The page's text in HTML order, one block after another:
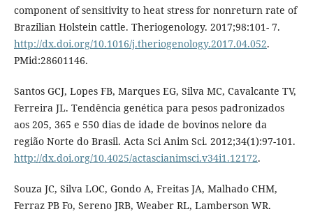
component of sensitivity to heat stress for nonreturn rate of
Brazilian Holstein cattle. Theriogenology. 2017;98:101- 7.
http://dx.doi.org/10.1016/j.theriogenology.2017.04.052.
PMid:28601146.
Santos GCJ, Lopes FB, Marques EG, Silva MC, Cavalcante TV,
Ferreira JL. Tendência genética para pesos padronizados
aos 205, 365 e 550 dias de idade de bovinos nelore da
região Norte do Brasil. Acta Sci Anim Sci. 2012;34(1):97-101.
http://dx.doi.org/10.4025/actascianimsci.v34i1.12172.
Souza JC, Silva LOC, Gondo A, Freitas JA, Malhado CHM,
Ferraz PB Fo, Sereno JRB, Weaber RL, Lamberson WR.